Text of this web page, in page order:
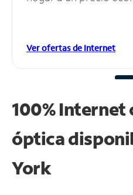
Ver ofertas de Internet
100% Internet
óptica
York